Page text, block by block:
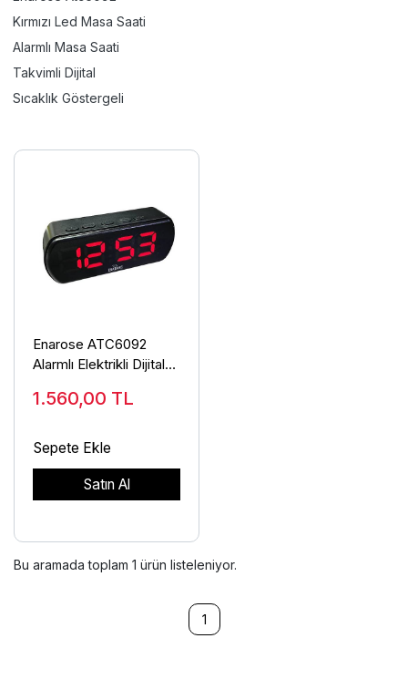
Kırmızı Led Masa Saati
Alarmlı Masa Saati
Takvimli Dijital
Sıcaklık Göstergeli
Enarose ATC6092
Alarmlı Elektrikli Dijital
1.560,00 TL
Sepete Ekle
Satın Al
Bu aramada toplam 1 ürün listeleniyor.
1